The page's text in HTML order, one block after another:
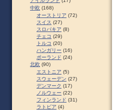
中欧 (168)
オーストリア (72)
スイス (27)
スロパキア (8)
チェコ (29)
トルコ (20)
ハンガリー (16)
ポーランド (24)
北欧 (90)
エストニア (5)
スウェーデン (27)
デンマーク (17)
ノルウェー (22)
フィンランド (31)
ラトビア (4)